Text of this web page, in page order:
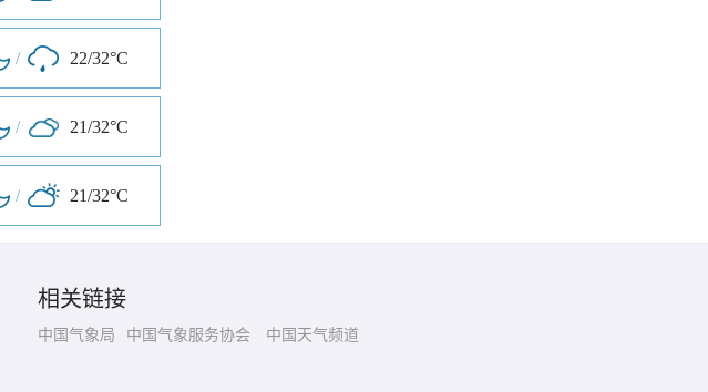
/ 22/32°C
/ 21/32°C
/ 21/32°C
相关链接
中国气象局 中国气象服务协会 中国天气频道